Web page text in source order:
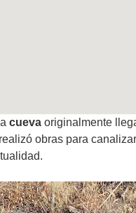
cueva originalmente
realizó obras para